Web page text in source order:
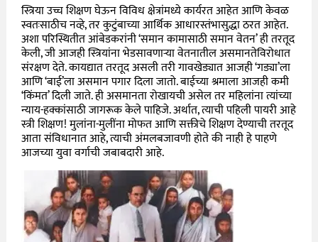
स्त्रिया उच्च शिक्षण घेऊन विविध क्षेत्रांमध्ये कार्यरत आहेत आणि केवळ
स्वतःसाठीच नव्हे, तर कुटुंबाच्या आर्थिक आधारस्तंभासुद्धा ठरत आहेत.
अशा परिस्थितीत आंबेडकरांनी ‘समान कामासाठी समान वेतन’ ही तरतूद
केली, जी आजही स्त्रियांना भेडसावणाऱ्या वेतनातील असमानतेविरोधात
संरक्षण देते. कायद्यात तरतूद असली तरी गावखेड्यात आजही ‘गड्या’ला
आणि ‘बाई’ला असमान पगार दिला जातो. बाईच्या श्रमाला आजही कमी
‘किंमत’ दिली जाते. ही असमानता रोखायची असेल तर महिलांना त्यांच्या
न्याय-हक्कांसाठी जागरूक केले पाहिजे. अर्थात, त्याची पहिली पायरी आहे
स्त्री शिक्षण! मुलांना-मुलींना मोफत आणि सक्तीचे शिक्षण देण्याची तरतूद
आता संविधानात आहे, त्याची अंमलबजावणी होते की नाही हे पाहणे
आजच्या युवा वर्गाची जबाबदारी आहे.